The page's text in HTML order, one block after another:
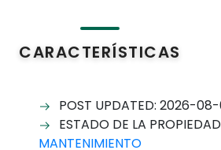
CARACTERÍSTICAS
POST UPDATED: 2026-
ESTADO DE LA
MANTENIMIENTO